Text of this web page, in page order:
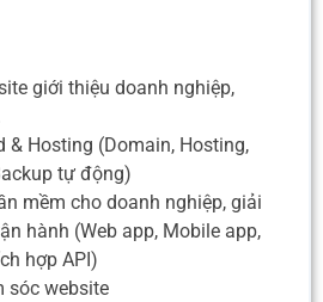
giới thiệu doanh nghiệp,
& Hosting (Domain, Hosting,
tự động)
mềm cho doanh nghiệp, giải
hành (Web app, Mobile app,
hợp API)
sóc website